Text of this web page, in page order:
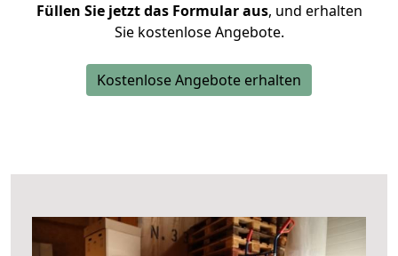
Füllen Sie jetzt das Formular aus, und erhalten
Sie kostenlose Angebote.
Kostenlose Angebote erhalten